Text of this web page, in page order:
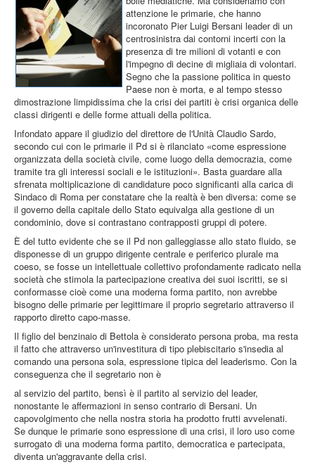
attenzione le primarie, che hanno
incoronato Pier Luigi Bersani leader di un
centrosinistra dai contorni incerti con la
presenza di tre milioni di votanti e con
l'impegno di decine di migliaia di volontari.
Segno che la passione politica in questo
Paese non è morta, e al tempo stesso
dimostrazione limpidissima che la crisi dei partiti è crisi organica delle
classi dirigenti e delle forme attuali della politica.
Infondato appare il giudizio del direttore de l'Unità Claudio Sardo,
secondo cui con le primarie il Pd si è rilanciato «come espressione
organizzata della società civile, come luogo della democrazia, come
tramite tra gli interessi sociali e le istituzioni». Basta guardare alla
sfrenata moltiplicazione di candidature poco significanti alla carica di
Sindaco di Roma per constatare che la realtà è ben diversa: come se
il governo della capitale dello Stato equivalga alla gestione di un
condominio, dove si contrastano contrapposti gruppi di potere.
È del tutto evidente che se il Pd non galleggiasse allo stato fluido, se
disponesse di un gruppo dirigente centrale e periferico plurale ma
coeso, se fosse un intellettuale collettivo profondamente radicato nella
società che stimola la partecipazione creativa dei suoi iscritti, se si
conformasse cioè come una moderna forma partito, non avrebbe
bisogno delle primarie per legittimare il proprio segretario attraverso il
rapporto diretto capo-masse.
Il figlio del benzinaio di Bettola è considerato persona proba, ma resta
il fatto che attraverso un'investitura di tipo plebiscitario s'insedia al
comando una persona sola, espressione tipica del leaderismo. Con la
conseguenza che il segretario non è
al servizio del partito, bensì è il partito al servizio del leader,
nonostante le affermazioni in senso contrario di Bersani. Un
capovolgimento che nella nostra storia ha prodotto frutti avvelenati.
Se dunque le primarie sono espressione di una crisi, il loro uso come
surrogato di una moderna forma partito, democratica e partecipata,
diventa un'aggravante della crisi.